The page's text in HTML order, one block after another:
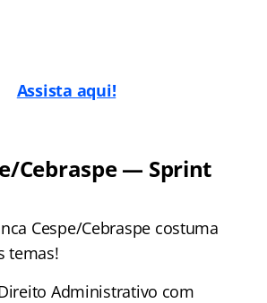
Assista aqui!
Cebraspe — Sprint
Cespe/Cebraspe costuma
temas!
Administrativo com